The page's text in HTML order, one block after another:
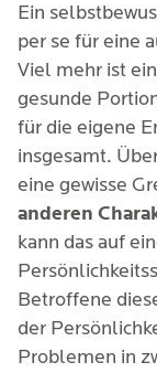
Ein
per se für eine
Viel mehr ist
gesunde
für die eigene
insgesamt.
eine gewisse
anderen
kann das auf
Betroffene
der
Problemen in